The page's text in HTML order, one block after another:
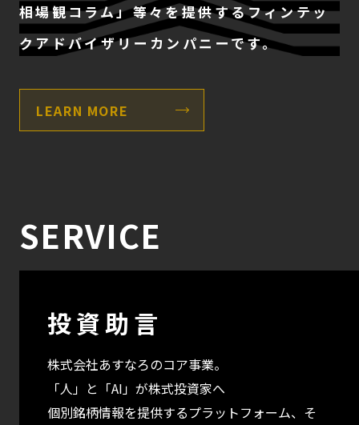
相場観コラム」等々を提供するフィンテッ
クアドバイザリーカンパニーです。
LEARN MORE
SERVICE
投資助言
株式会社あすなろのコア事業。
「人」と「AI」が株式投資家へ
個別銘柄情報を提供するプラットフォーム、 そ